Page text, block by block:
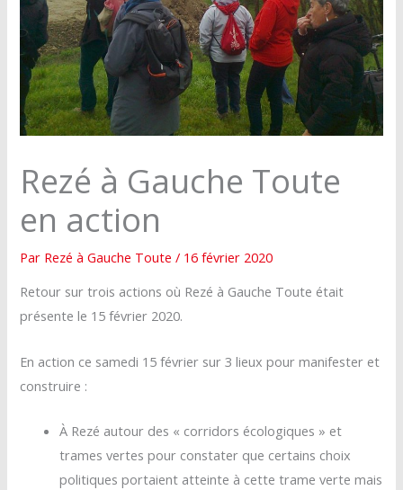
Rezé à Gauche Toute
en action
Par Rezé à Gauche Toute/ 16 février 2020
Retour sur trois actions où Rezé à Gauche Toute était
présente le 15 février 2020.
En action ce samedi 15 février sur 3 lieux pour manifester et
construire :
À Rezé autour des « corridors écologiques » et
trames vertes pour constater que certains choix
politiques portaient atteinte à cette trame verte mais